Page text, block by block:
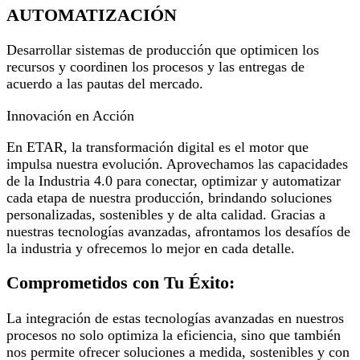
AUTOMATIZACIÓN
Desarrollar sistemas de producción que optimicen los
recursos y coordinen los procesos y las entregas de
acuerdo a las pautas del mercado.
Innovación en Acción
En ETAR, la transformación digital es el motor que
impulsa nuestra evolución. Aprovechamos las capacidades
de la Industria 4.0 para conectar, optimizar y automatizar
cada etapa de nuestra producción, brindando soluciones
personalizadas, sostenibles y de alta calidad. Gracias a
nuestras tecnologías avanzadas, afrontamos los desafíos de
la industria y ofrecemos lo mejor en cada detalle.
Comprometidos con Tu Éxito:
La integración de estas tecnologías avanzadas en nuestros
procesos no solo optimiza la eficiencia, sino que también
nos permite ofrecer soluciones a medida, sostenibles y con